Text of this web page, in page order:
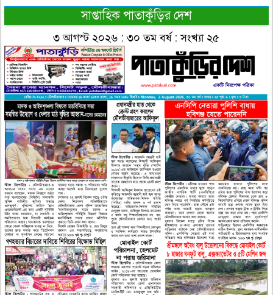
সাপ্তাহিক পাতাকুঁড়ির দেশ
৩ আগস্ট ২০২৬ : ৩০ তম বর্ষ : সংখ্যা ২৫